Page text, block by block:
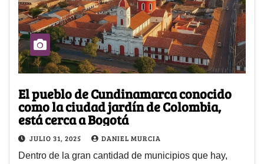
El pueblo de Cundinamarca conocido
como la ciudad jardín de Colombia,
está cerca a Bogotá
JULIO 31, 2025 DANIEL MURCIA
Dentro de la gran cantidad de municipios que hay,